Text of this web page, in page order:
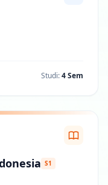
Studi:4 Sem
S1